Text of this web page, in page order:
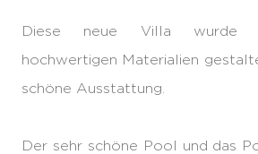
Diese neue Villa wurde
hochwertigen Materialien
schöne Ausstattung.
Der sehr schöne Pool und das